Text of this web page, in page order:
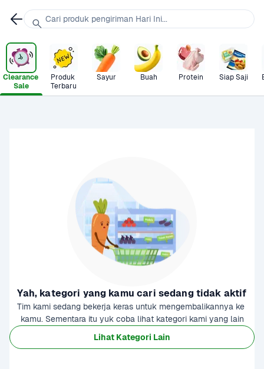
Clearance
Sale
Produk
Terbaru
Sayur Buah Protein Siap Saji
Yah, kategori yang kamu cari sedang tidak aktif
Tim kami sedang bekerja keras untuk mengembalikannya ke
kamu. Sementara itu yuk coba lihat kategori kami yang lain
Lihat Kategori Lain
Cari produk pengiriman Hari Ini...